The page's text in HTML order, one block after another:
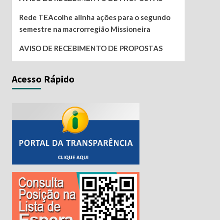
Rede TEAcolhe alinha ações para o segundo
semestre na macrorregião Missioneira
AVISO DE RECEBIMENTO DE PROPOSTAS
Acesso Rápido